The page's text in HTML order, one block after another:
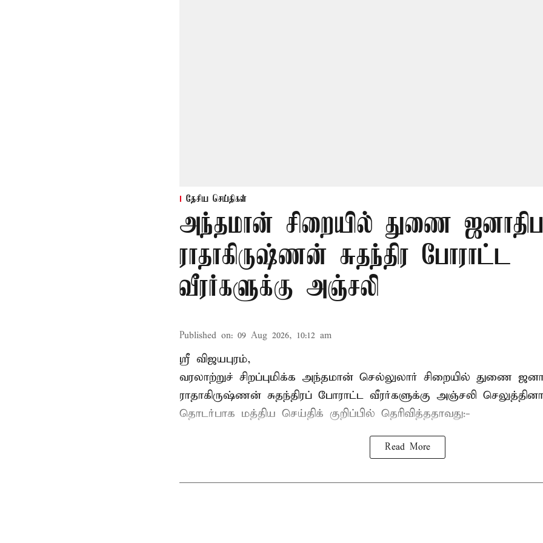
தேசிய செய்திகள்
அந்தமான் சிறையில் துணை
ராதாகிருஷ்ணன் சுதந்திர போராட்ட
வீரர்களுக்கு அஞ்சலி
Published on: 09 Aug 2026, 10:12 am
ஸ்ரீ விஜயபுரம்,
வரலாற்றுச் சிறப்புமிக்க அந்தமான் செல்லுலார் சிறையில் துணை
ராதாகிருஷ்ணன் சுதந்திரப் போராட்ட வீரர்களுக்கு அஞ்சலி
தொடர்பாக மத்திய செய்திக் குறிப்பில் தெரிவித்ததாவது:-
Read More